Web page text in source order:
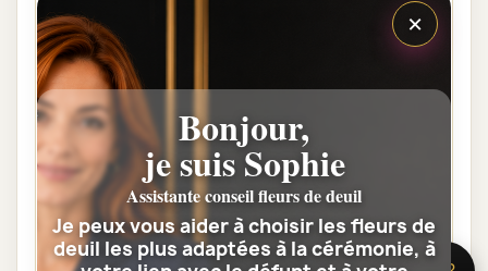
commande anticipée facilite l’organisation
et permet au fleuriste de vérifier les
contraintes du lieu de livraison.
Les fleurs peuvent-elles être livrées
au domicile de la famille ?
Oui. Une composition de condoléances
peut être livrée au domicile avant ou après
×
Bonjour,
je suis Sophie
Assistante conseil fleurs de deuil
Je peux vous aider à choisir les fleurs de
deuil les plus adaptées à la cérémonie, à